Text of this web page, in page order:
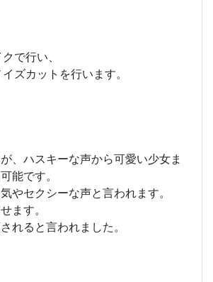
で行い、
ズカットを行います。
、ハスキーな声から可愛い少女ま
能です。
やセクシーな声と言われます。
ます。
れると言われました。